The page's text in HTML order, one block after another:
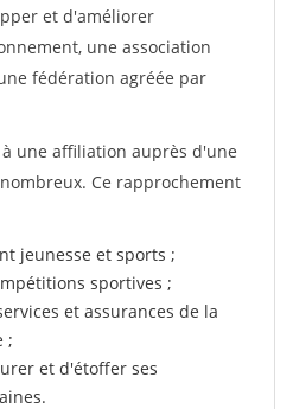
et d'améliorer
une association
fédération agréée par
une affiliation auprès d'une
Ce rapprochement
jeunesse et sports ;
sportives ;
et assurances de la
;
et d'étoffer ses